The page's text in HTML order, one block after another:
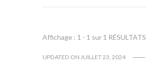
Affichage : 1 - 1 sur 1 RÉSULTATS
UPDATED ON JUILLET 23, 2024